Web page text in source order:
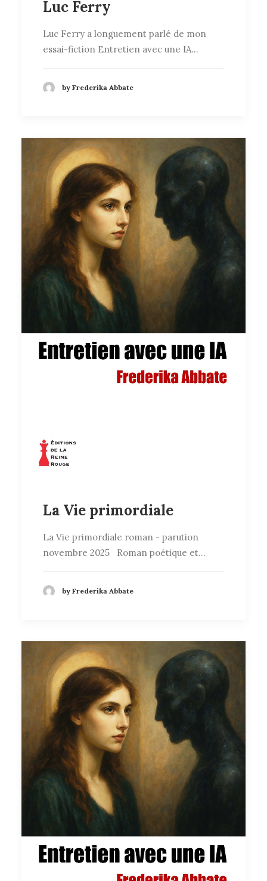
Luc Ferry
Luc Ferry a longuement parlé de mon
essai-fiction Entretien avec une IA…
by Frederika Abbate
La Vie primordiale
La Vie primordiale roman - parution
novembre 2025 Roman poétique et…
by Frederika Abbate